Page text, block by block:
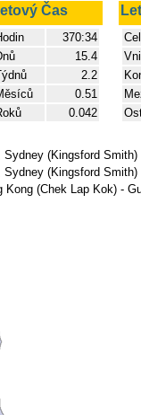
Čas
370:34
15.4
2.2
0.51
0.042
(Kingsford
(Kingsford
Kong (Chek Lap Kok) -